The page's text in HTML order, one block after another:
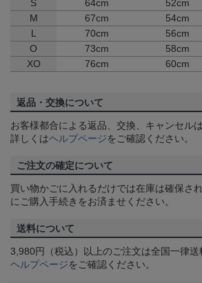
S 64cm 52cm
M
67cm 54cm
L
70cm 56cm
O
73cm 58cm
XO
76cm 60cm
返品・交換について
お客様都合による返品、交換、キャンセル
詳しくはヘルプページをご確認ください。
ご注文の確定について
買い物かごに入れるだけでは在庫は確保さ
にご購入手続きをお済ませください。
送料について
3,980円（税込）以上のご注文は全国一律
ヘルプページをご確認ください。